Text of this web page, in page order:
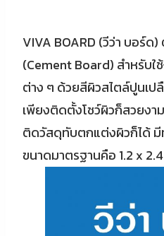
VIVA BOARD (วีว่า บอร์
(Cement Board) สำหรับ
ต่าง ๆ ด้วยสีผิวสไตล์ปูนเ
เพียงติดตั้งโชว์ผิวก็สวยงา
ติดวัสดุทับตกแต่งผิวก็ได้
ขนาดมาตรฐานคือ 1.2 x